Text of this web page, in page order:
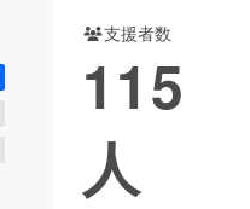
支援者数
115
人